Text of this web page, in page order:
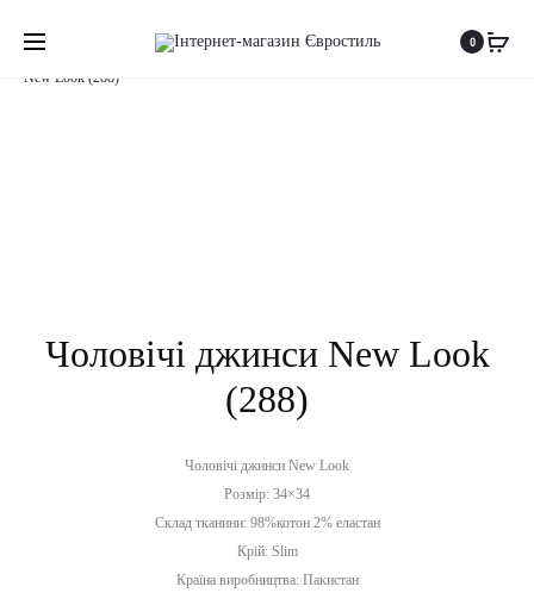
0
ЧОЛОВІЧІ
ЧОЛОВІЧІ
Головна Чоловікам Джинси W33,34 Чоловічі джинси
New Look (288)
Чоловічі джинси New Look
(288)
Чоловічі джинси New Look
Розмір: 34×34
Склад тканини: 98%котон 2% еластан
Крій: Slim
Країна виробництва: Пакистан